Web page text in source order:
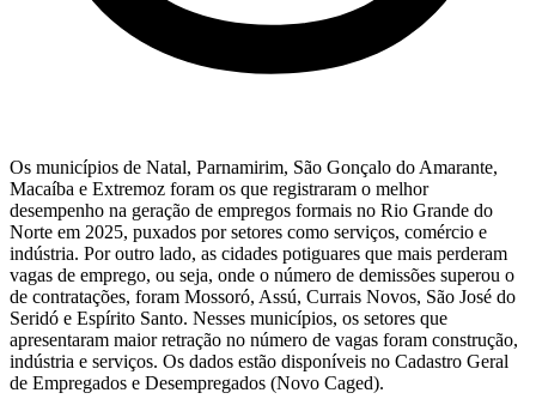
Os municípios de Natal, Parnamirim, São Gonçalo do Amarante,
Macaíba e Extremoz foram os que registraram o melhor
desempenho na geração de empregos formais no Rio Grande do
Norte em 2025, puxados por setores como serviços, comércio e
indústria. Por outro lado, as cidades potiguares que mais perderam
vagas de emprego, ou seja, onde o número de demissões superou o
de contratações, foram Mossoró, Assú, Currais Novos, São José do
Seridó e Espírito Santo. Nesses municípios, os setores que
apresentaram maior retração no número de vagas foram construção,
indústria e serviços. Os dados estão disponíveis no Cadastro Geral
de Empregados e Desempregados (Novo Caged).